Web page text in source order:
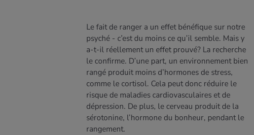
Le fait de ranger a un effet bénéfique sur notre
psyché - c’est du moins ce qu’il semble. Mais y
a-t-il réellement un effet prouvé? La recherche
le confirme. D’une part, un environnement bien
rangé produit moins d’hormones de stress,
comme le cortisol. Cela peut donc réduire le
risque de maladies cardiovasculaires et de
dépression. De plus, le cerveau produit de la
sérotonine, l’hormone du bonheur, pendant le
rangement.